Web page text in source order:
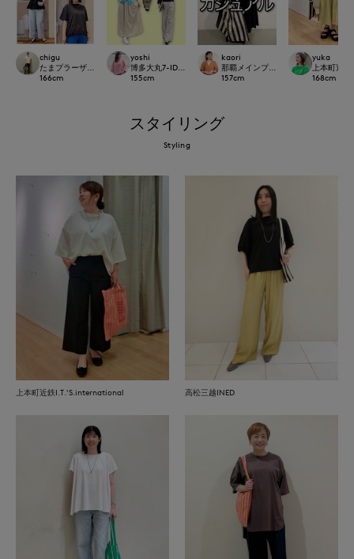
chigu
たまプラーザ東急I.T.'S.international
166cm
yoshi
博多大丸7-IDconcept.
155cm
kaori
那覇メインプレイス
157cm
yuka
上本町近
168cm
スタイリング
Styling
上本町近鉄I.T.'S.international 高松三越INED